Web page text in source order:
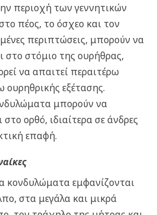
περιοχή των γεννητικών
πέος, το όσχεο και τον
περιπτώσεις, μπορούν να
στο στόμιο της ουρήθρας,
να απαιτεί περαιτέρω
ουρηθρικής εξέτασης.
μπορούν να
ορθό, ιδιαίτερα σε άνδρες
επαφή.
κονδυλώματα εμφανίζονται
στα μεγάλα και μικρά